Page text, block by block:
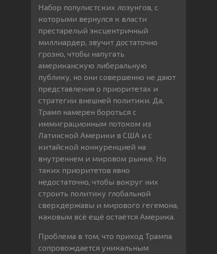
Набор популистских лозунгов, с
которыми вернулся к власти
престарелый эксцентричный
миллиардер, звучит достаточно
грозно, чтобы напугать
американскую либеральную
публику, но они совершенно не дают
представления о приоритетах и
стратегии внешней политики. Да,
Трамп намерен бороться с
иммиграционным потоком из
Латинской Америки в США и с
китайской конкуренцией на
внутреннем и мировом рынке. Но
таких приоритетов явно
недостаточно, чтобы вокруг них
строить политику глобальной
сверхдержавы и мирового гегемона,
каковым всё ещё остаётся Америка.
Проблема в том, что приход Трампа
сопровождается уникальным